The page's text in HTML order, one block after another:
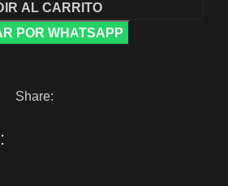
AL CARRITO
POR WHATSAPP
Share: